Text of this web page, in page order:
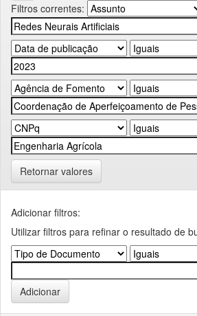
Filtros correntes:
Retornar valores
Adicionar filtros:
Utilizar filtros para refinar o resultado de